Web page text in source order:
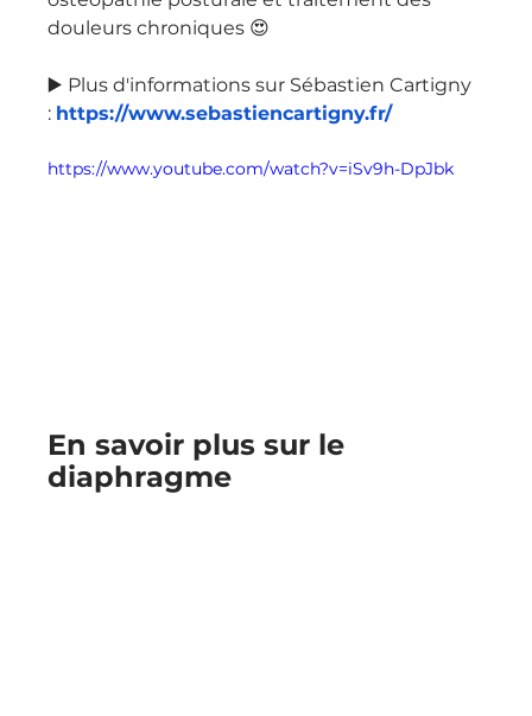
douleurs chroniques 😍
▶️ Plus d'informations sur Sébastien Cartigny
: https://www.sebastiencartigny.fr/
https://www.youtube.com/watch?v=iSv9h-DpJbk
En savoir plus sur le
diaphragme